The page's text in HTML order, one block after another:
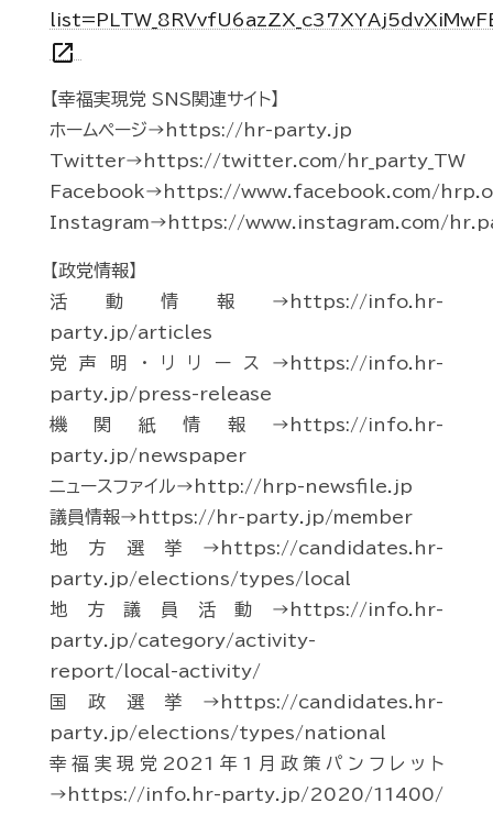
open_in_new
【幸福実現党 SNS関連サイト】
ホームページ→https://hr-party.jp
Twitter→https://twitter.com/hr_party_TW
Facebook→https://www.facebook.com/
Instagram→https://www.instagram.com/
【政党情報】
活動情報→https://info.hr-
party.jp/articles
党声明・リリース→https://info.hr-
party.jp/press-release
機関紙情報→https://info.hr-
party.jp/newspaper
ニュースファイル→http://hrp-newsfile.jp
議員情報→https://hr-party.jp/member
地方選挙→https://candidates.hr-
party.jp/elections/types/local
地方議員活動→https://info.hr-
party.jp/category/activity-
report/local-activity/
国政選挙→https://candidates.hr-
party.jp/elections/types/national
幸福実現党2021年1月政策パンフレット
→https://info.hr-party.jp/2020/11400/